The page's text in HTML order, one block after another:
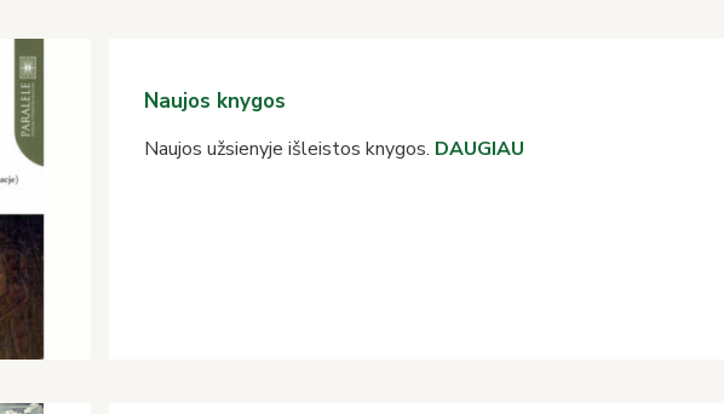
Naujos knygos
Naujos užsienyje išleistos knygos. DAUGIAU